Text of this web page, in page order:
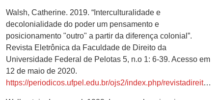
Walsh, Catherine. 2019. “Interculturalidade e
decolonialidade do poder um pensamento e
posicionamento "outro" a partir da diferença colonial”.
Revista Eletrônica da Faculdade de Direito da
Universidade Federal de Pelotas 5, n.o 1: 6-39. Acesso em
12 de maio de 2020.
https://periodicos.ufpel.edu.br/ojs2/index.php/revistadireito/article/view/15002